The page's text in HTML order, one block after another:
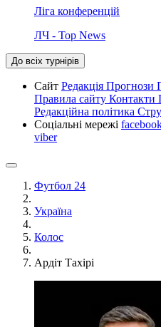
Ліга конференцій
ЛЧ - Top News
До всіх турнірів
Сайт Редакція Прогнози
Правила сайту Контакти
Редакційна політика
Соціальні мережі
viber
Футбол 24
Україна
Колос
Ардіт Тахірі